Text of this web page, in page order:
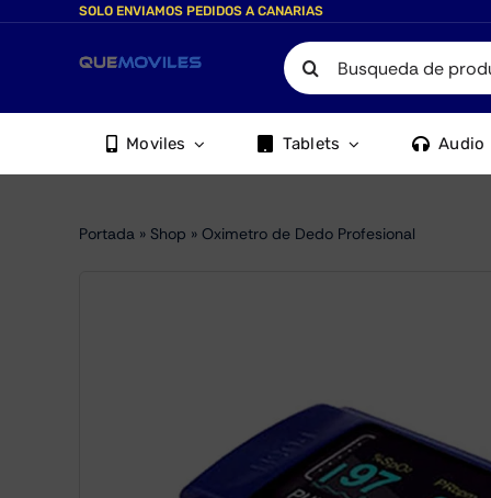
SOLO ENVIAMOS PEDIDOS A CANARIAS
Search
for:
Moviles Tablets Audio
Portada » Shop » Oximetro de Dedo Profesional